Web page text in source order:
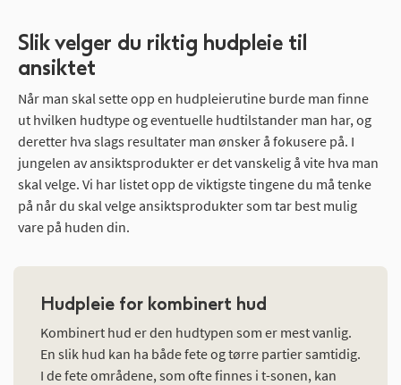
Slik velger du riktig hudpleie til
ansiktet
Når man skal sette opp en hudpleierutine burde man finne
ut hvilken hudtype og eventuelle hudtilstander man har, og
deretter hva slags resultater man ønsker å fokusere på. I
jungelen av ansiktsprodukter er det vanskelig å vite hva man
skal velge. Vi har listet opp de viktigste tingene du må tenke
på når du skal velge ansiktsprodukter som tar best mulig
vare på huden din.
Hudpleie for kombinert hud
Kombinert hud er den hudtypen som er mest vanlig.
En slik hud kan ha både fete og tørre partier samtidig.
I de fete områdene, som ofte finnes i t-sonen, kan